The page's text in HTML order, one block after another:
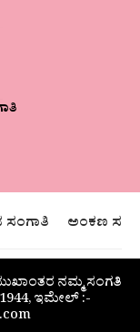
ಸಂಗಾತಿ ಅಂಕಣ
ನಮ್ಮ ಸಂಗತಿ
ಇಮೇಲ್ :-